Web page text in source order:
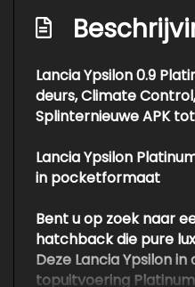
Speciale kleur
Overige
Bestuurdersairbag
Hoofd airbag(s)
Hoofd airbag(s)
Lancia Ypsilon 0.9
deurs, Climate
Splinternieuwe APK
Lancia Ypsilon
in pocketformaat
Bent u op zoek naar
hatchback die pure
Deze Lancia Ypsilon
topuitvoering Platinum